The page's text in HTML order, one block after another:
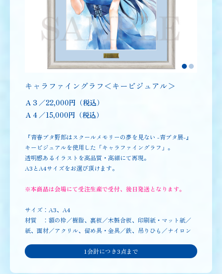
キャラファイングラフ＜キービジュアル＞
Ａ３／22,000円（税込）
Ａ４／15,000円（税込）
『青春ブタ野郎はスクールメモリーの夢を見ない -青ブタ展-』
キービジュアルを使用した「キャラファイングラフ」。
透明感あるイラストを高品質・高細にて再現。
A3とA4サイズをお選び頂けます。
※本商品は会場にて受注生産で受付、後日発送となります。
サイズ：A3、A4
材質 ：額の枠／樹脂、裏板／木製合板、印刷紙・マット紙／
紙、面材／アクリル、留め具・金具／鉄、吊りひも／ナイロン
1会計につき3点まで